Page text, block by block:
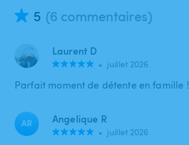
5 (6 commentaires)
Laurent D
• juillet 2026
Parfait moment de détente en famille !
AR Angelique R
• juillet 2026